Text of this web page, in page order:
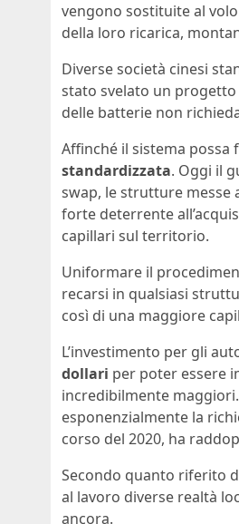
vengono sostituite al
della loro ricarica,
Diverse società cinesi
stato svelato un
delle batterie non
Affinché il sistema
standardizzata. Oggi il
swap, le strutture messe
forte deterrente
capillari sul territorio.
Uniformare il
recarsi in qualsiasi
così di una maggiore
L’investimento per gli
dollari per poter essere
incredibilmente
esponenzialmente la
corso del 2020, ha
Secondo quanto riferito
al lavoro diverse realtà
ancora.